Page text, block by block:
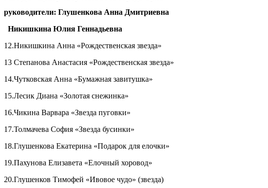
руководители: Глушенкова Анна Дмитриевна
Никишкина Юлия Геннадьевна
12.Никишкина Анна «Рождественская звезда»
13 Степанова Анастасия «Рождественская звезда»
14.Чутковская Анна «Бумажная завитушка»
15.Лесик Диана «Золотая снежинка»
16.Чикина Варвара «Звезда пуговки»
17.Толмачева София «Звезда бусинки»
18.Глушенкова Екатерина «Подарок для елочки»
19.Пахунова Елизавета «Елочный хоровод»
20.Глушенков Тимофей «Ивовое чудо» (звезда)